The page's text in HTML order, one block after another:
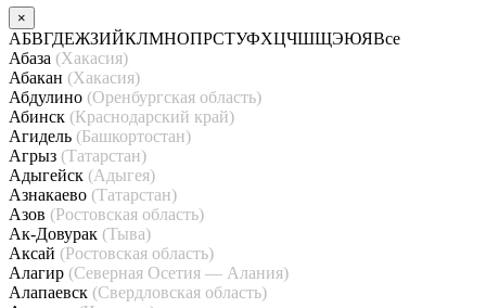
×
АБВГДЕЖЗИЙКЛМНОПРСТУФХЦЧШЩЭЮЯВсе
Абаза (Хакасия)
Абакан (Хакасия)
Абдулино (Оренбургская область)
Абинск (Краснодарский край)
Агидель (Башкортостан)
Агрыз (Татарстан)
Адыгейск (Адыгея)
Азнакаево (Татарстан)
Азов (Ростовская область)
Ак-Довурак (Тыва)
Аксай (Ростовская область)
Алагир (Северная Осетия — Алания)
Алапаевск (Свердловская область)